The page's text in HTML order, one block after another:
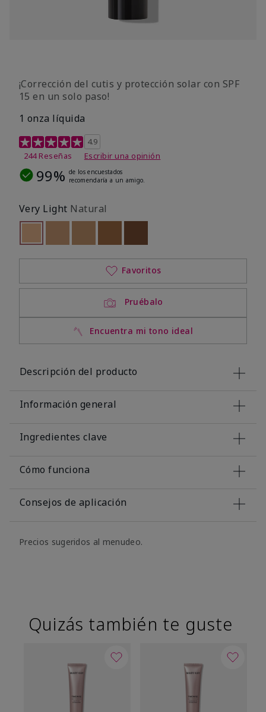
¡Corrección del cutis y protección solar con SPF
15 en un solo paso!
1 onza líquida
Calificación de clientes de 3,7 de 5
4.9
244 Reseñas
Escribir una opinión
99% de los encuestados
recomendaría a un amigo.
Very Light Natural
seleccionado
Out of stock
Pruébalo
Encuentra mi tono ideal
Favoritos
Descripción del producto
Información general
Ingredientes clave
Cómo funciona
Consejos de aplicación
Precios sugeridos al menudeo.
Quizás también te guste